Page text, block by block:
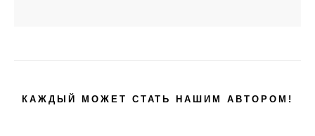
КАЖДЫЙ МОЖЕТ СТАТЬ НАШИМ АВТОРОМ!